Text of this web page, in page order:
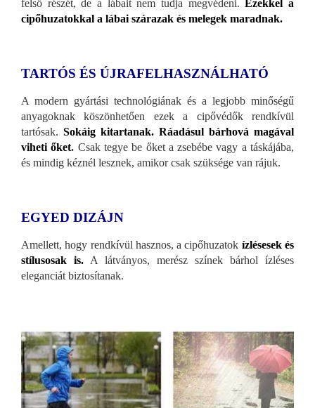
felső részét, de a lábait nem tudja megvédeni.
Ezekkel a
cipőhuzatokkal a lábai szárazak és melegek maradnak.
TARTÓS ÉS ÚJRAFELHASZNÁLHATÓ
A modern gyártási technológiának és a legjobb minőségű
anyagoknak köszönhetően ezek a cipővédők rendkívül
tartósak. Sokáig kitartanak. Ráadásul bárhová magával
viheti őket. Csak tegye be őket a zsebébe vagy a táskájába,
és mindig kéznél lesznek, amikor csak szüksége van rájuk.
EGYED DIZÁJN
Amellett, hogy rendkívül hasznos, a cipőhuzatok ízlésesek és
stílusosak is. A látványos, merész színek bárhol ízléses
eleganciát biztosítanak.